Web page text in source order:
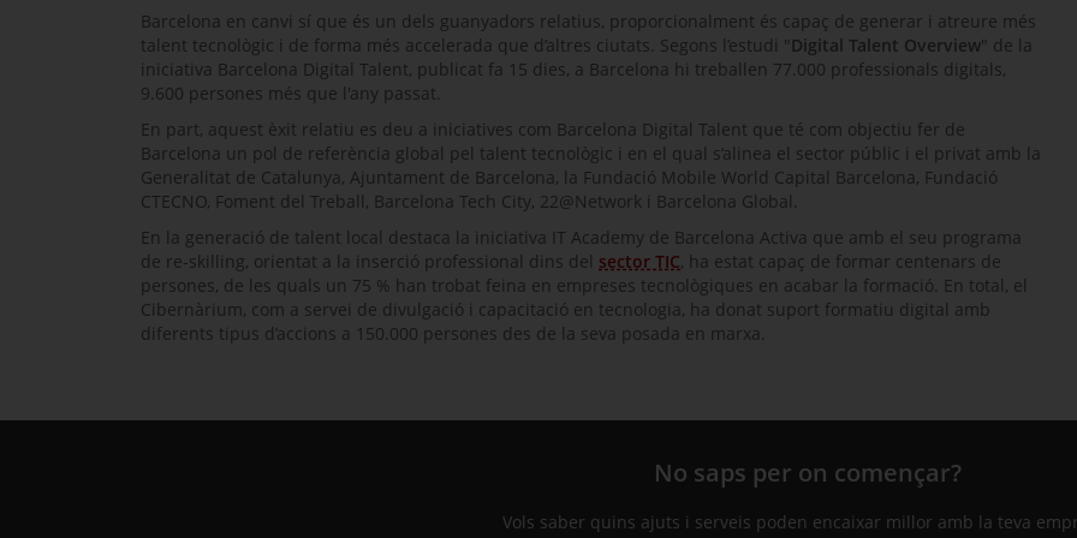
Barcelona en canvi sí que és un dels guanyadors relatius, proporcionalment és capaç de generar i atreure més
talent tecnològic i de forma més accelerada que d’altres ciutats. Segons l’estudi " Digital Talent Overview" de la
iniciativa Barcelona Digital Talent, publicat fa 15 dies, a Barcelona hi treballen 77.000 professionals digitals,
9.600 persones més que l'any passat.
En part, aquest èxit relatiu es deu a iniciatives com Barcelona Digital Talent que té com objectiu fer de
Barcelona un pol de referència global pel talent tecnològic i en el qual s’alinea el sector públic i el privat amb la
Generalitat de Catalunya, Ajuntament de Barcelona, la Fundació Mobile World Capital Barcelona, Fundació
CTECNO, Foment del Treball, Barcelona Tech City, 22@ Network i Barcelona Global.
En la generació de talent local destaca la iniciativa IT Academy de Barcelona Activa que amb el seu programa
de re-skilling, orientat a la inserció professional dins del sector TIC, ha estat capaç de formar centenars de
persones, de les quals un 75 % han trobat feina en empreses tecnològiques en acabar la formació. En total, el
Cibernàrium, com a servei de divulgació i capacitació en tecnologia, ha donat suport formatiu digital amb
diferents tipus d’accions a 150.000 persones des de la seva posada en marxa.
No saps per on començar?
Vols saber quins ajuts i serveis poden encaixar millor amb la teva